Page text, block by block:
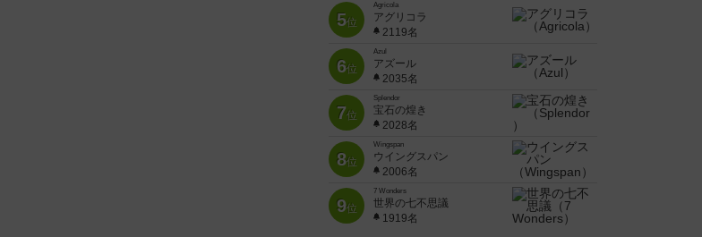
5位
Agricola
アグリコラ
2119名
6位
Azul
アズール
2035名
7位
Splendor
宝石の煌き
2028名
8位
Wingspan
ウイングスパン
2006名
9位
7 Wonders
世界の七不思議
1919名